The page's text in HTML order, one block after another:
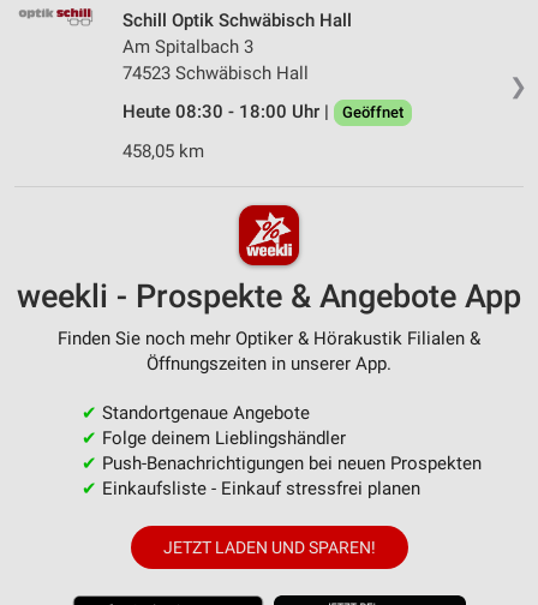
❯
Schill Optik Schwäbisch Hall
Am Spitalbach 3
74523 Schwäbisch Hall
Heute 08:30 - 18:00 Uhr |
Geöffnet
458,05 km
weekli - Prospekte & Angebote App
Finden Sie noch mehr Optiker & Hörakustik Filialen &
Öffnungszeiten in unserer App.
✔ Standortgenaue Angebote
✔ Folge deinem Lieblingshändler
✔ Push-Benachrichtigungen bei neuen Prospekten
✔ Einkaufsliste - Einkauf stressfrei planen
JETZT LADEN UND SPAREN!